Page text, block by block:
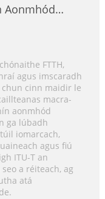
Aonmhód
de,
FTTH,
agus imscaradh
cinn maidir le
macra-
aonmhód
ga lúbadh
iomarcach,
agus fiú
ITU-T an
a réiteach, ag
atá